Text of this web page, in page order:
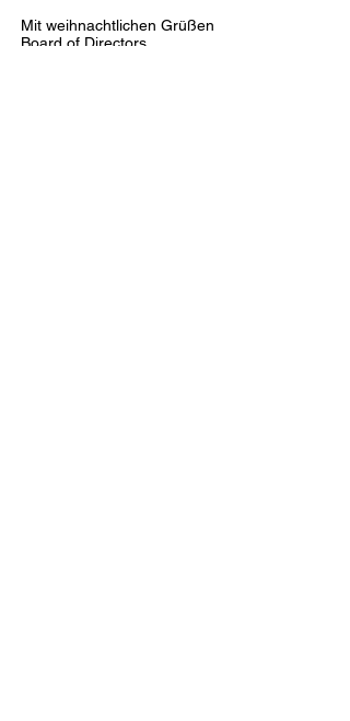
Mit weihnachtlichen Grüßen
Board of Directors